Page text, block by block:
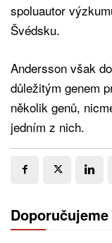
spoluautor
Švédsku.
Andersson však
důležitým genem
několik genů,
jedním z nich.
Doporučujeme